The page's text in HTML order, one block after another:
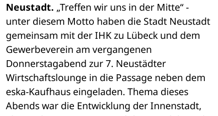
Neustadt. „Treffen wir uns in der Mitte“ -
unter diesem Motto haben die Stadt Neustadt
gemeinsam mit der IHK zu Lübeck und dem
Gewerbeverein am vergangenen
Donnerstagabend zur 7. Neustädter
Wirtschaftslounge in die Passage neben dem
eska-Kaufhaus eingeladen. Thema dieses
Abends war die Entwicklung der Innenstadt,